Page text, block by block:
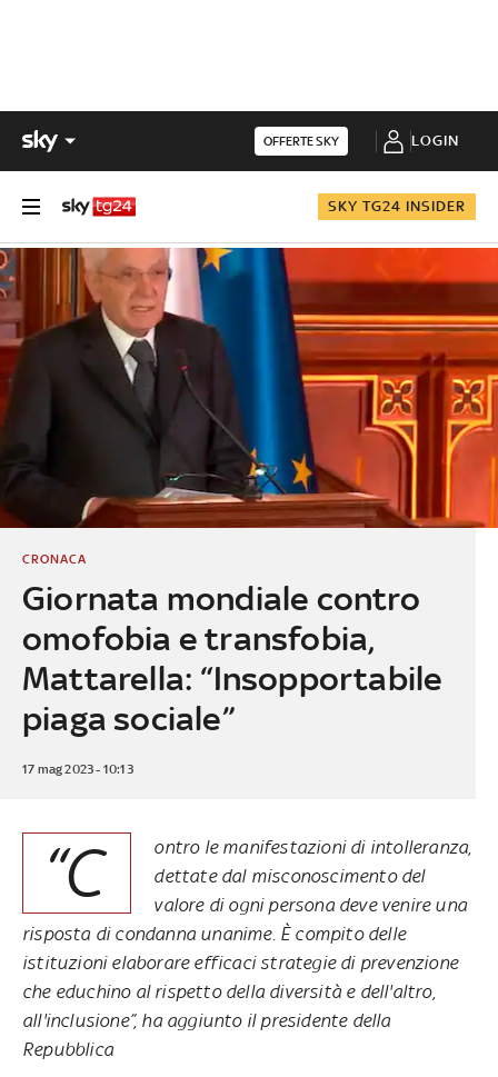
OFFERTE SKY LOGIN
SKY TG24 INSIDER
Giornata mondiale contro
omofobia e transfobia,
Mattarella: “Insopportabile
piaga sociale”
CRONACA
17 mag 2023 - 10:13
“C
ontro le manifestazioni di intolleranza,
dettate dal misconoscimento del
valore di ogni persona deve venire una
risposta di condanna unanime. È compito delle
istituzioni elaborare efficaci strategie di prevenzione
che educhino al rispetto della diversità e dell'altro,
all'inclusione”, ha aggiunto il presidente della
Repubblica